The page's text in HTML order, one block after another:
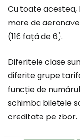
Cu toate acestea,
mare de
(116 față de 6).
Diferitele clase
diferite grupe
funcție de
schimba biletele
creditate pe zbor.